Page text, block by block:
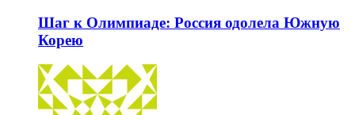
Шаг к Олимпиаде: Россия одолела Южную
Корею